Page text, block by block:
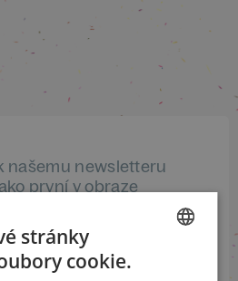
našemu newsletteru
první v obraze
NEWSLETTER
stránky
cookie.